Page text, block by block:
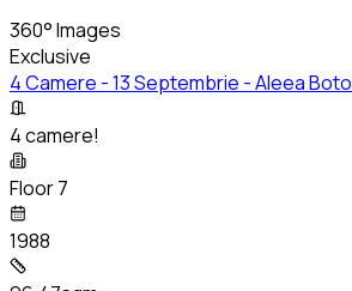
360° Images
Exclusive
4 Camere - 13 Septembrie - Aleea
4 camere!
Floor 7
1988